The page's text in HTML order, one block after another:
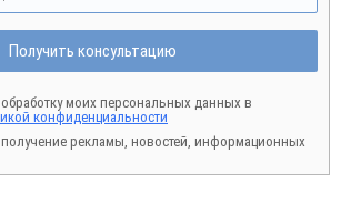
Получить консультацию
моих персональных данных в
конфиденциальности
рекламы, новостей, информационных